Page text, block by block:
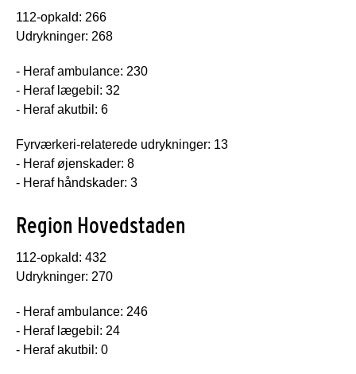
112-opkald: 266
Udrykninger: 268
- Heraf ambulance: 230
- Heraf lægebil: 32
- Heraf akutbil: 6
Fyrværkeri-relaterede udrykninger: 13
- Heraf øjenskader: 8
- Heraf håndskader: 3
Region Hovedstaden
112-opkald: 432
Udrykninger: 270
- Heraf ambulance: 246
- Heraf lægebil: 24
- Heraf akutbil: 0